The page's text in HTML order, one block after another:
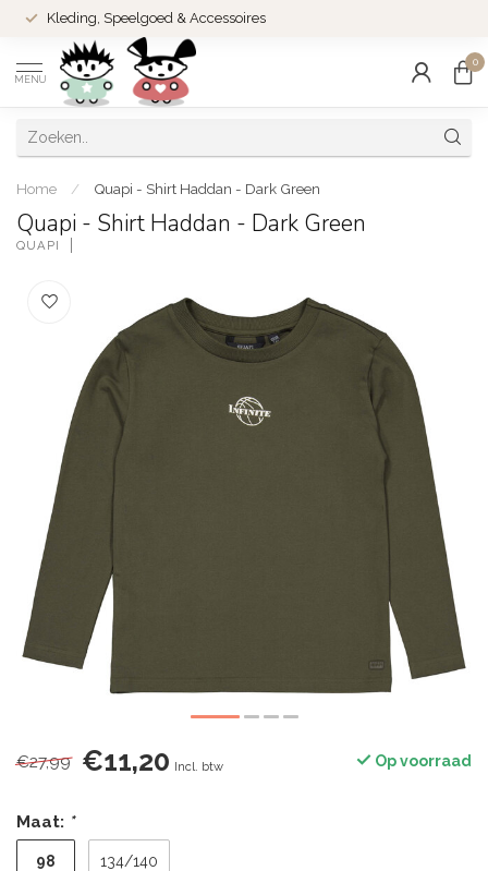
Kleding, Speelgoed & Accessoires
MENU
0
Home / Quapi - Shirt Haddan - Dark Green
Quapi - Shirt Haddan - Dark Green
QUAPI
€27,99 €11,20 Incl. btw Op voorraad
Maat: *
98 134/140